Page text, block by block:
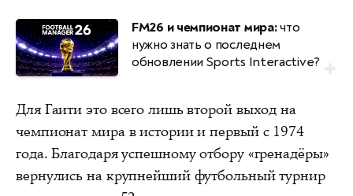
FM26 и чемпионат мира:что
нужно знать о последнем
обновлении Sports Interactive?
Для Гаити это всего лишь второй выход на
чемпионат мира в истории и первый с 1974
года. Благодаря успешному отбору «гренадёры»
вернулись на крупнейший футбольный турнир